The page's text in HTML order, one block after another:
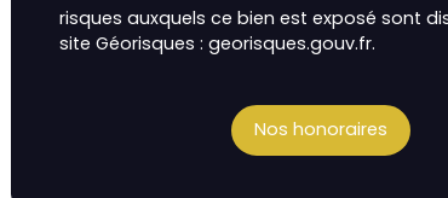
risques auxquels ce bien est exposé sont
site Géorisques : georisques.gouv.fr.
Nos honoraires